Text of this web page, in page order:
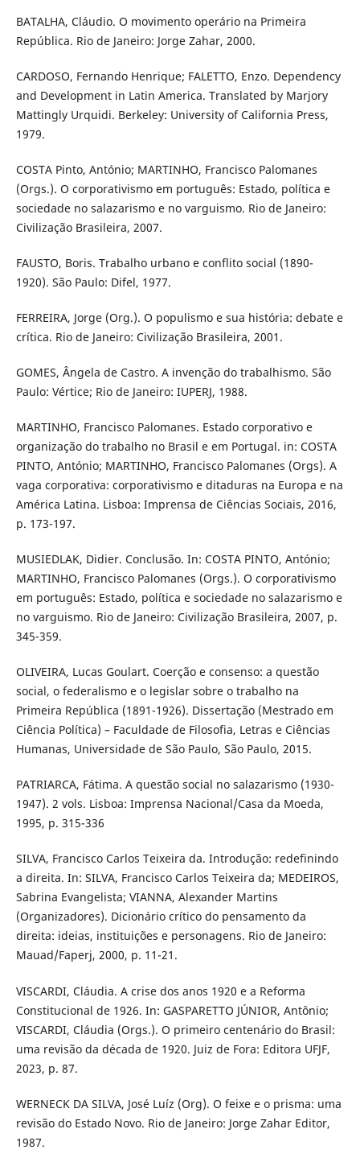
BATALHA, Cláudio. O movimento operário na Primeira
República. Rio de Janeiro: Jorge Zahar, 2000.
CARDOSO, Fernando Henrique; FALETTO, Enzo. Dependency
and Development in Latin America. Translated by Marjory
Mattingly Urquidi. Berkeley: University of California Press,
1979.
COSTA Pinto, António; MARTINHO, Francisco Palomanes
(Orgs.). O corporativismo em português: Estado, política e
sociedade no salazarismo e no varguismo. Rio de Janeiro:
Civilização Brasileira, 2007.
FAUSTO, Boris. Trabalho urbano e conflito social (1890-
1920). São Paulo: Difel, 1977.
FERREIRA, Jorge (Org.). O populismo e sua história: debate e
crítica. Rio de Janeiro: Civilização Brasileira, 2001.
GOMES, Ângela de Castro. A invenção do trabalhismo. São
Paulo: Vértice; Rio de Janeiro: IUPERJ, 1988.
MARTINHO, Francisco Palomanes. Estado corporativo e
organização do trabalho no Brasil e em Portugal. in: COSTA
PINTO, António; MARTINHO, Francisco Palomanes (Orgs). A
vaga corporativa: corporativismo e ditaduras na Europa e na
América Latina. Lisboa: Imprensa de Ciências Sociais, 2016,
p. 173-197.
MUSIEDLAK, Didier. Conclusão. In: COSTA PINTO, António;
MARTINHO, Francisco Palomanes (Orgs.). O corporativismo
em português: Estado, política e sociedade no salazarismo e
no varguismo. Rio de Janeiro: Civilização Brasileira, 2007, p.
345-359.
OLIVEIRA, Lucas Goulart. Coerção e consenso: a questão
social, o federalismo e o legislar sobre o trabalho na
Primeira República (1891-1926). Dissertação (Mestrado em
Ciência Política) – Faculdade de Filosofia, Letras e Ciências
Humanas, Universidade de São Paulo, São Paulo, 2015.
PATRIARCA, Fátima. A questão social no salazarismo (1930-
1947). 2 vols. Lisboa: Imprensa Nacional/Casa da Moeda,
1995, p. 315-336
SILVA, Francisco Carlos Teixeira da. Introdução: redefinindo
a direita. In: SILVA, Francisco Carlos Teixeira da; MEDEIROS,
Sabrina Evangelista; VIANNA, Alexander Martins
(Organizadores). Dicionário crítico do pensamento da
direita: ideias, instituições e personagens. Rio de Janeiro:
Mauad/Faperj, 2000, p. 11-21.
VISCARDI, Cláudia. A crise dos anos 1920 e a Reforma
Constitucional de 1926. In: GASPARETTO JÚNIOR, Antônio;
VISCARDI, Cláudia (Orgs.). O primeiro centenário do Brasil:
uma revisão da década de 1920. Juiz de Fora: Editora UFJF,
2023, p. 87.
WERNECK DA SILVA, José Luíz (Org). O feixe e o prisma: uma
revisão do Estado Novo. Rio de Janeiro: Jorge Zahar Editor,
1987.